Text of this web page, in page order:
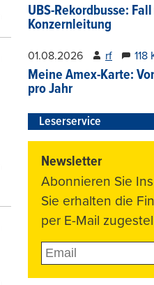
UBS-Rekordbusse:
Konzernleitung
01.08.2026 rf 118
Meine Amex-Karte:
pro Jahr
Leserservice
Newsletter
Abonnieren Sie
Sie erhalten die
per E-Mail